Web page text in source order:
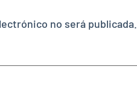
no será publicada.